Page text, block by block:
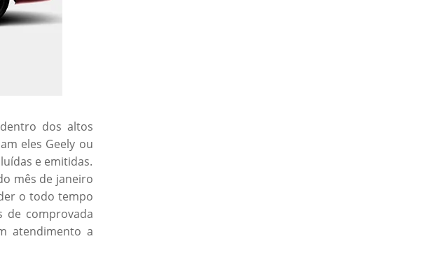
dos altos
eles Geely ou
e emitidas.
mês de janeiro
o todo tempo
de comprovada
atendimento a